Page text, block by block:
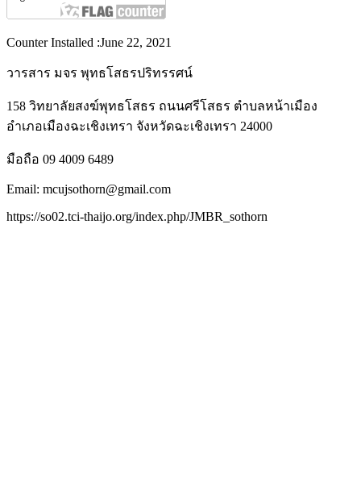
Counter Installed :June 22, 2021
วารสาร มจร พุทธโสธรปริทรรศน์
158 วิทยาลัยสงฆ์พุทธโสธร ถนนศรีโสธร ตำบลหน้าเมือง
อำเภอเมืองฉะเชิงเทรา จังหวัดฉะเชิงเทรา 24000
มือถือ 09 4009 6489
Email: mcujsothorn@gmail.com
https://so02.tci-thaijo.org/index.php/JMBR_sothorn